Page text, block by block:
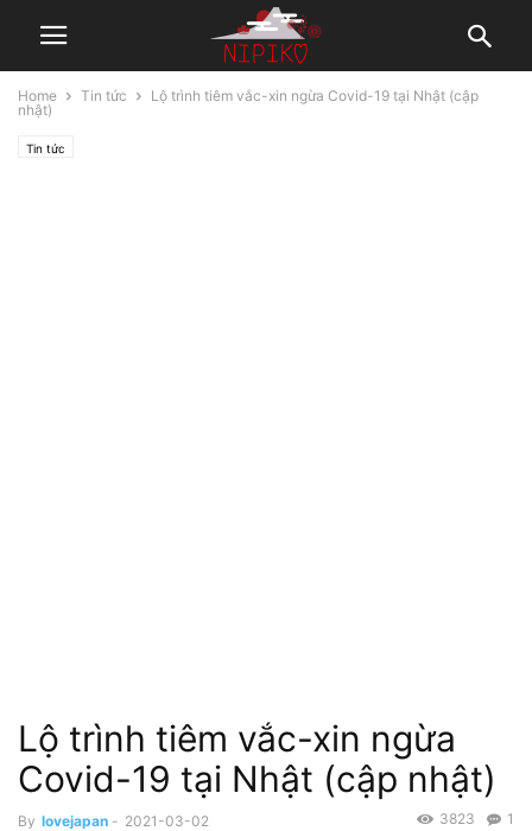
Home Tin tức
Lộ trình tiêm vắc-xin ngừa Covid-19 tại Nhật (cập
nhật)
Tin tức
Lộ trình tiêm vắc-xin ngừa
Covid-19 tại Nhật (cập nhật)
By lovejapan - 2021-03-02 1
3823